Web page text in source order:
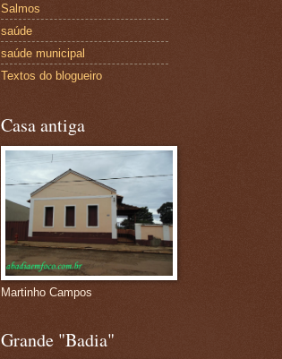
Salmos
saúde
saúde municipal
Textos do blogueiro
Casa antiga
Martinho Campos
Grande "Badia"